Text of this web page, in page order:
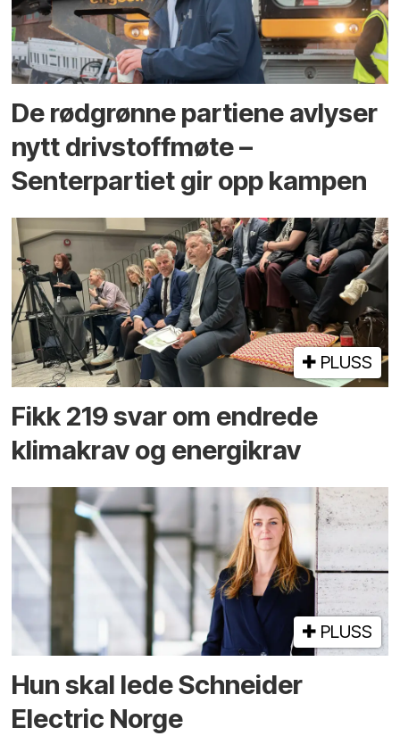
De rødgrønne partiene avlyser
nytt drivstoffmøte –
Senterpartiet gir opp kampen
PLUSS
Fikk 219 svar om endrede
klimakrav og energikrav
PLUSS
Hun skal lede Schneider
Electric Norge